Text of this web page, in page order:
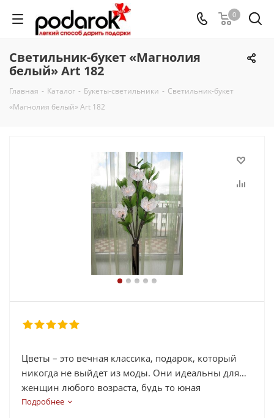
0
Светильник-букет «Магнолия
белый» Art 182
Главная - Каталог - Букеты-светильники - Светильник-букет
«Магнолия белый» Art 182
Цветы – это вечная классика, подарок, который
никогда не выйдет из моды. Они идеальны для
женщин любого возраста, будь то юная
мечтательница или дама, которая знает, где лежит
Подробнее